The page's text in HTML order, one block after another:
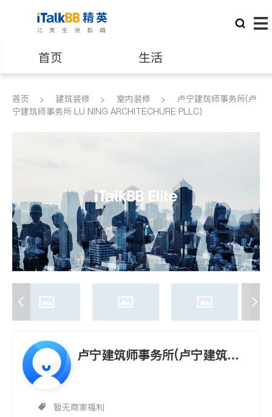
首页 生活
医生 律师
养老 非盈利组织
首页 建筑装修 室内装修
卢宁建筑师事务所(卢
宁建筑师事务所 LU NING ARCHITECHURE PLLC)
卢宁建筑师事务所(卢宁建筑师
暂无商家福利